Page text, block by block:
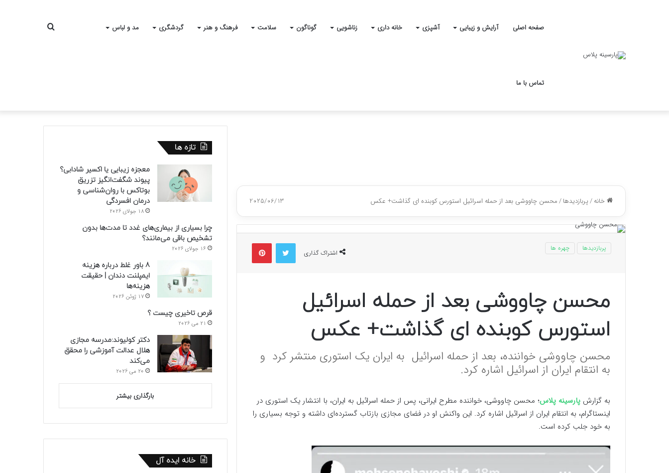
صفحه اصلی آرایش و زیبایی آشپزی خانه داری زناشویی گوناگون سلامت فرهنگ و هنر گردشگری مد و لباس
تماس با ما
جستجو
خانه/پربازدیدها/محسن چاووشی بعد از حمله اسرائیل استورس کوبنده ای گذاشت+ عکس 2025/06/13
اشتراک گذاری
توییتر پینتریست
پربازدیدها چهره ها
محسن چاووشی بعد از حمله اسرائیل
استورس کوبنده ای گذاشت+ عکس
محسن چاووشی خواننده، بعد از حمله اسرائیل به ایران یک استوری منتشر کرد و
به انتقام ایران از اسرائیل اشاره کرد.
به گزارش پارسینه پلاس؛ محسن چاووشی، خواننده مطرح ایرانی، پس از حمله اسرائیل به ایران، با انتشار یک استوری در
اینستاگرام، به انتقام ایران از اسرائیل اشاره کرد. این واکنش او در فضای مجازی بازتاب گسترده‌ای داشته و توجه بسیاری را
به خود جلب کرده است.
تازه ها
معجزه زیبایی یا اکسیر شادابی؟
پیوند شگفت‌انگیز تزریق
بوتاکس با روان‌شناسی و
درمان افسردگی
18 جولای 2026
چرا بسیاری از بیماری‌های غدد تا مدت‌ها بدون
تشخیص باقی می‌مانند؟
16 جولای 2026
8 باور غلط درباره هزینه
ایمپلنت دندان | حقیقت
هزینه‌ها
17 ژوئن 2026
قرص تاخیری چیست ؟
21 می 2026
دکتر کولیوند:مدرسه مجازی
هلال عدالت آموزشی را محقق
می‌کند
20 می 2026
بارگذاری بیشتر
خانه ایده آل